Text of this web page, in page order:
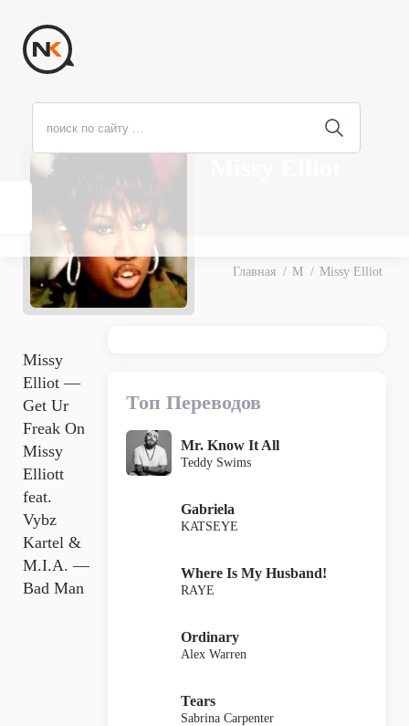
Главная M Missy Elliot
Missy
Elliot —
Get Ur
Freak On
Missy
Elliott
feat.
Vybz
Kartel &
M.I.A. —
Bad Man
Топ Переводов
Mr. Know It All
Teddy Swims
Gabriela
KATSEYE
Where Is My Husband!
RAYE
Ordinary
Alex Warren
Tears
Sabrina Carpenter